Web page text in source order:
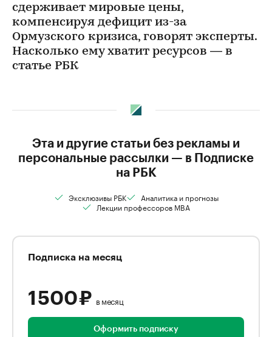
сдерживает мировые цены,
компенсируя дефицит из-за
Ормузского кризиса, говорят эксперты.
Насколько ему хватит ресурсов — в
статье РБК
Эта и другие статьи без рекламы и
персональные рассылки — в Подписке
на РБК
Эксклюзивы РБК
Аналитика и прогнозы
Лекции профессоров MBA
Подписка на месяц
1 500 ₽ в месяц
Оформить подписку